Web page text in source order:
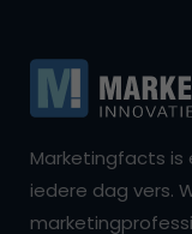
Marketingfacts is
iedere dag vers.